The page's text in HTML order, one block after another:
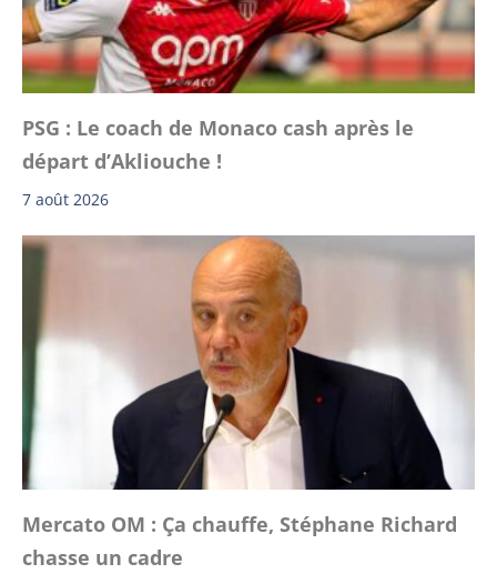
PSG : Le coach de Monaco cash après le
départ d’Akliouche !
7 août 2026
Mercato OM : Ça chauffe, Stéphane Richard
chasse un cadre